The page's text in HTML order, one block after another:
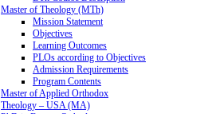
Master of Theology (MTh)
Mission Statement
Objectives
Learning Outcomes
PLOs according to Objectives
Admission Requirements
Program Contents
Master of Applied Orthodox
Theology – USA (MA)